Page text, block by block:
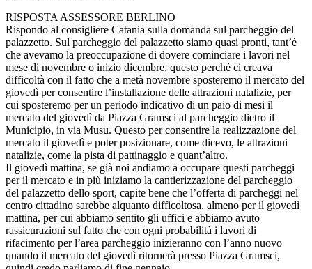
RISPOSTA ASSESSORE BERLINO
Rispondo al consigliere Catania sulla domanda sul parcheggio del
palazzetto. Sul parcheggio del palazzetto siamo quasi pronti, tant’è
che avevamo la preoccupazione di dovere cominciare i lavori nel
mese di novembre o inizio dicembre, questo perché ci creava
difficoltà con il fatto che a metà novembre sposteremo il mercato del
giovedì per consentire l’installazione delle attrazioni natalizie, per
cui sposteremo per un periodo indicativo di un paio di mesi il
mercato del giovedì da Piazza Gramsci al parcheggio dietro il
Municipio, in via Musu. Questo per consentire la realizzazione del
mercato il giovedì e poter posizionare, come dicevo, le attrazioni
natalizie, come la pista di pattinaggio e quant’altro.
Il giovedì mattina, se già noi andiamo a occupare questi parcheggi
per il mercato e in più iniziamo la cantierizzazione del parcheggio
del palazzetto dello sport, capite bene che l’offerta di parcheggi nel
centro cittadino sarebbe alquanto difficoltosa, almeno per il giovedì
mattina, per cui abbiamo sentito gli uffici e abbiamo avuto
rassicurazioni sul fatto che con ogni probabilità i lavori di
rifacimento per l’area parcheggio inizieranno con l’anno nuovo
quando il mercato del giovedì ritornerà presso Piazza Gramsci,